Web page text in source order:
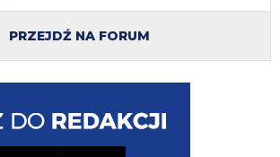
PRZEJDŹ NA FORUM